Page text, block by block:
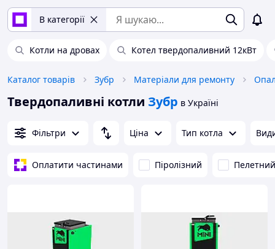
В категорії
Котли на дровах Котел твердопаливний 12кВт
Каталог товарів Зубр Матеріали для ремонту
Твердопаливні котли Зубр в Україні
Фільтри Ціна Тип котла
Оплатити частинами Піролізний Пелетний